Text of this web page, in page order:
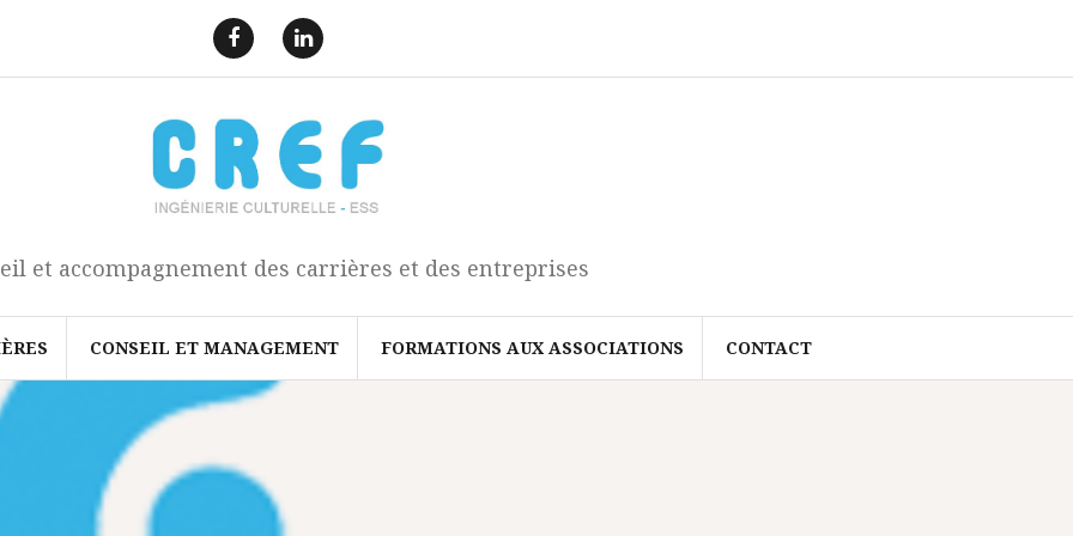
a
c
b
o
k
i
k
e
d
I
n
et accompagnement des carrières et des entreprises
CONSEIL ET MANAGEMENT FORMATIONS AUX ASSOCIATIONS CONTACT